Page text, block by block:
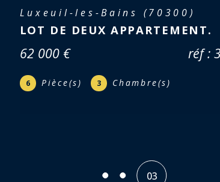
LES
Magny-Vernois
TERRAIN À BÂTIR
01